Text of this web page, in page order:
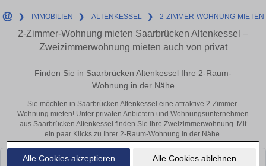
Alle Cookies akzeptieren Alle Cookies ablehnen
❯ IMMOBILIEN ❯ ALTENKESSEL ❯ 2-ZIMMER-WOHNUNG-MIETEN
2-Zimmer-Wohnung mieten Saarbrücken Altenkessel –
Zweizimmerwohnung mieten auch von privat
Finden Sie in Saarbrücken Altenkessel Ihre 2-Raum-
Wohnung in der Nähe
Sie möchten in Saarbrücken Altenkessel eine attraktive 2-Zimmer-
Wohnung mieten! Unter privaten Anbietern und Wohnungsunternehmen
aus Saarbrücken Altenkessel finden Sie Ihre Zweizimmerwohnung. Mit
ein paar Klicks zu Ihrer 2-Raum-Wohnung in der Nähe.